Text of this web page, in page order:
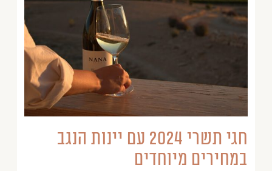
חגי תשרי 2024 עם יינות הנגב
במחירים מיוחדים